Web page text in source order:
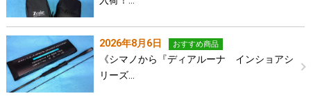
2026年8月6日 おすすめ商品
《シマノから『ディアルーナ インショアシ
リーズ…